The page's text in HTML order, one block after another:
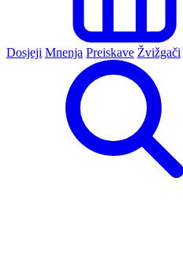
Dosjeji Mnenja Preiskave Žvižgači